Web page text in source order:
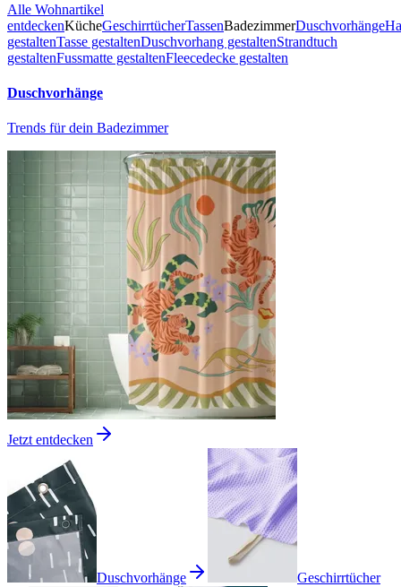
Alle Wohnartikel
entdeckenKücheGeschirrtücherTassenBadezimmerDuschvorhänge
gestaltenTasse gestaltenDuschvorhang gestaltenStrandtuch
gestaltenFussmatte gestaltenFleecedecke gestalten
Duschvorhänge
Trends für dein Badezimmer
Jetzt entdecken
Duschvorhänge Geschirrtücher